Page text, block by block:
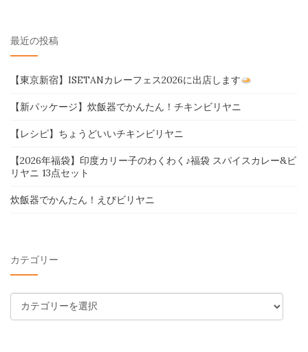
最近の投稿
【東京新宿】ISETANカレーフェス2026に出店します
【新パッケージ】炊飯器でかんたん！チキンビリヤニ
【レシピ】ちょうどいいチキンビリヤニ
【2026年福袋】印度カリー子のわくわく♪福袋 スパイスカレー&ビ
リヤニ 13点セット
炊飯器でかんたん！えびビリヤニ
カテゴリー
テ